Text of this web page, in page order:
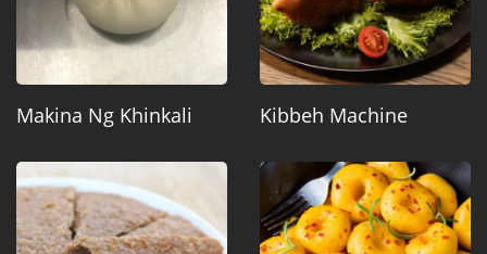
Makina Ng Khinkali Kibbeh Machine